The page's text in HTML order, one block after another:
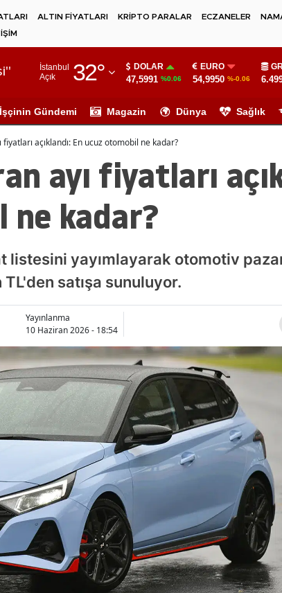
ALTIN FİYATLARI KRİPTO PARALAR ECZANELER
İstanbul
Açık
32°
Adıyaman
Ağrı
Ankara
Antalya
Aydın
Bilecik
Bingöl
Bitlis
Bolu
Burdur
Bursa
Çanakkale
Çankırı
Çorum
DOLAR
47,5991 %0.06
EURO
54,9950 %-0.06
İşçinin Gündemi Magazin Dünya Sağlık
açıklandı: En ucuz otomobil ne kadar?
ayı fiyatları
ne kadar?
listesini yayımlayarak otomotiv
satışa sunuluyor.
Yayınlanma
10 Haziran 2026 - 18:54